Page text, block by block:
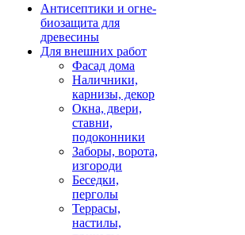
Антисептики и огне-
биозащита для
древесины
Для внешних работ
Фасад дома
Наличники,
карнизы, декор
Окна, двери,
ставни,
подоконники
Заборы, ворота,
изгороди
Беседки,
перголы
Террасы,
настилы,